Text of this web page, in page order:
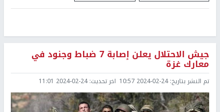
جيش الاحتلال يعلن إصابة 7 ضباط وجنود في
معارك غزة
تم النشر بتاريخ:2024-02-24 10:57 اخر تحديث:2024-02-24 11:01